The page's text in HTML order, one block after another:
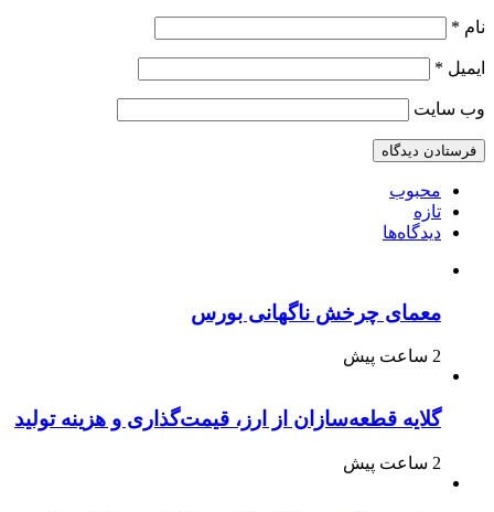
نام *
ایمیل *
وب‌ سایت
محبوب
تازه
دیدگاه‌ها
معمای چرخش ناگهانی بورس
2 ساعت پیش
گلایه قطعه‌سازان از ارز، قیمت‌گذاری و هزینه تولید
2 ساعت پیش